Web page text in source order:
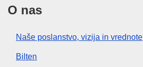
O nas
Naše poslanstvo, vizija in vrednote
Bilten